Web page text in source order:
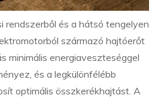
rendszerből és a hátsó tengelyen
származó hajtóerőt
minimális energiaveszteséggel
és a legkülönfélébb
optimális összkerékhajtást. A